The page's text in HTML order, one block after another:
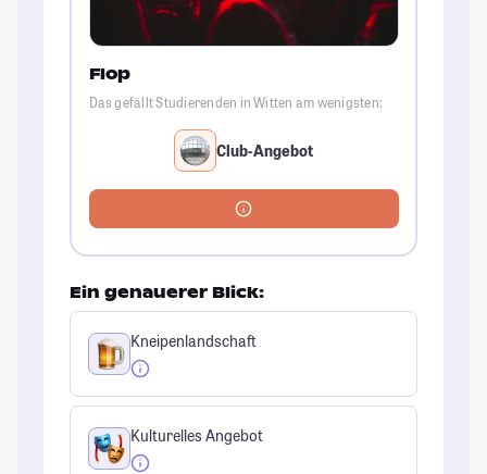
Flop
Das gefällt Studierenden in Witten am wenigsten:
Club-Angebot
Ein genauerer Blick:
Kneipenlandschaft
Kulturelles Angebot